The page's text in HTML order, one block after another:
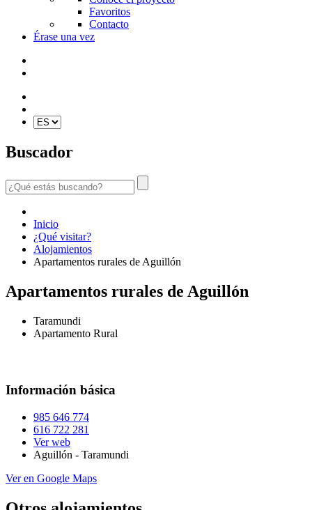
Favoritos
Contacto
Érase una vez
Buscador
Inicio
¿Qué visitar?
Alojamientos
Apartamentos rurales de Aguillón
Apartamentos rurales de Aguillón
Taramundi
Apartamento Rural
Información básica
985 646 774
616 722 281
Ver web
Aguillón - Taramundi
Ver en Google Maps